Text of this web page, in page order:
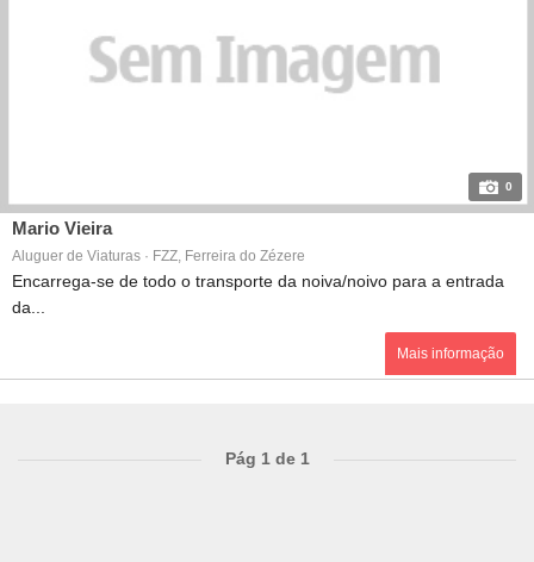
0
Mario Vieira
Aluguer de Viaturas · FZZ, Ferreira do Zézere
Encarrega-se de todo o transporte da noiva/noivo para a entrada
da...
Mais informação
Pág 1 de 1